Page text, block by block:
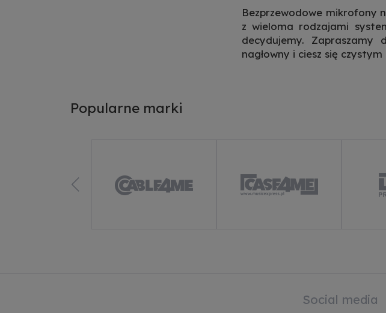
Bezprzewodowe mikrofony
z wieloma rodzajami
decydujemy.
nagłowny i ciesz się
Popularne marki
Social media